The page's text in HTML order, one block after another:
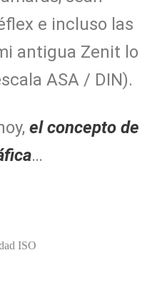
e incluso las
antigua Zenit lo
ASA / DIN).
el concepto de
…